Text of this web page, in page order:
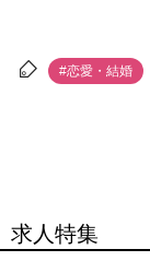
#恋愛・結婚
求人特集